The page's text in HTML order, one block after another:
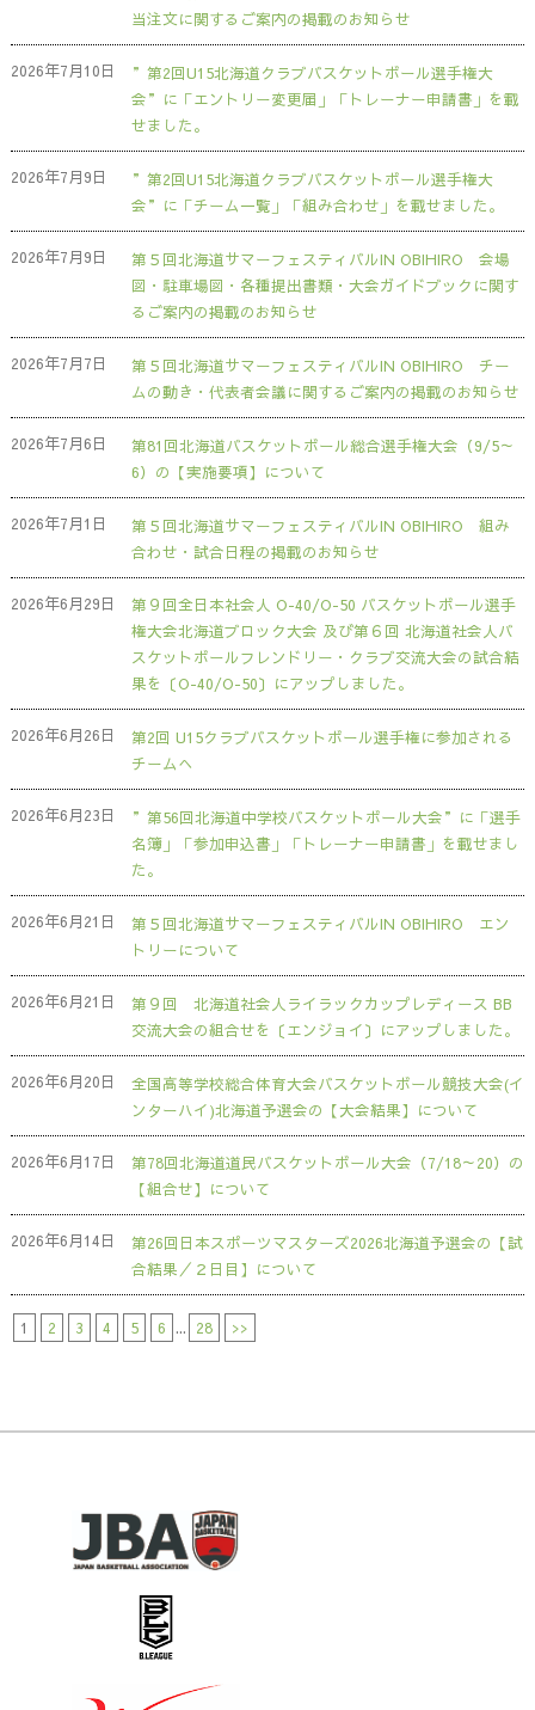
当注文に関するご案内の掲載のお知らせ
2026年7月10日
”第2回U15北海道クラブバスケットボール選手権大
会”に「エントリー変更届」「トレーナー申請書」を載
せました。
2026年7月9日
”第2回U15北海道クラブバスケットボール選手権大
会”に「チーム一覧」「組み合わせ」を載せました。
2026年7月9日
第５回北海道サマーフェスティバルIN OBIHIRO 会場
図・駐車場図・各種提出書類・大会ガイドブックに関す
るご案内の掲載のお知らせ
2026年7月7日
第５回北海道サマーフェスティバルIN OBIHIRO チー
ムの動き・代表者会議に関するご案内の掲載のお知らせ
2026年7月6日
第81回北海道バスケットボール総合選手権大会（9/5～
6）の【実施要項】について
2026年7月1日
第５回北海道サマーフェスティバルIN OBIHIRO 組み
合わせ・試合日程の掲載のお知らせ
2026年6月29日
第９回全日本社会人 O-40/O-50 バスケットボール選手
権大会北海道ブロック大会 及び第６回 北海道社会人バ
スケットボールフレンドリー・クラブ交流大会の試合結
果を〔O-40/O-50〕にアップしました。
2026年6月26日
第2回 U15クラブバスケットボール選手権に参加される
チームへ
2026年6月23日
”第56回北海道中学校バスケットボール大会”に「選手
名簿」「参加申込書」「トレーナー申請書」を載せまし
た。
2026年6月21日
第５回北海道サマーフェスティバルIN OBIHIRO エン
トリーについて
2026年6月21日
第９回 北海道社会人ライラックカップレディース BB
交流大会の組合せを〔エンジョイ〕にアップしました。
2026年6月20日
全国高等学校総合体育大会バスケットボール競技大会(イ
ンターハイ)北海道予選会の【大会結果】について
2026年6月17日
第78回北海道道民バスケットボール大会（7/18～20）の
【組合せ】について
2026年6月14日
第26回日本スポーツマスターズ2026北海道予選会の【試
合結果／２日目】について
1 2 3 4 5 6 ... 28 >>